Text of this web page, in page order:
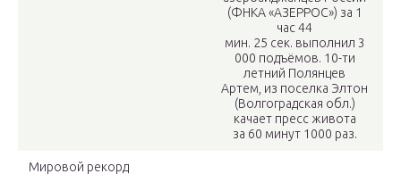
(ФНКА «АЗЕРРОС») за 1
час 44
мин. 25 сек. выполнил 3
000 подъёмов. 10-ти
летний Полянцев
Артем, из поселка Элтон
(Волгоградская обл.)
качает пресс живота
за 60 минут 1000 раз.
Мировой рекорд